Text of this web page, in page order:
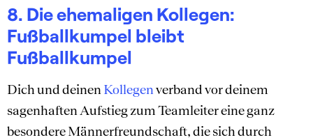
8. Die ehemaligen Kollegen:
Fußballkumpel bleibt
Fußballkumpel
Dich und deinenKollegenverband vor deinem
sagenhaften Aufstieg zum Teamleiter eine ganz
besondere Männerfreundschaft, die sich durch